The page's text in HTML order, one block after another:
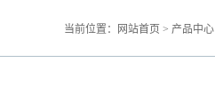
当前位置： 网站首页 > 产品中心